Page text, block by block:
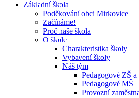
Základní škola
Poděkování obci Mirkovice
Začínáme!
Proč naše škola
O škole
Charakteristika školy
Vybavení školy
Náš tým
Pedagogové ZŠ a
Pedagogové MŠ
Provozní